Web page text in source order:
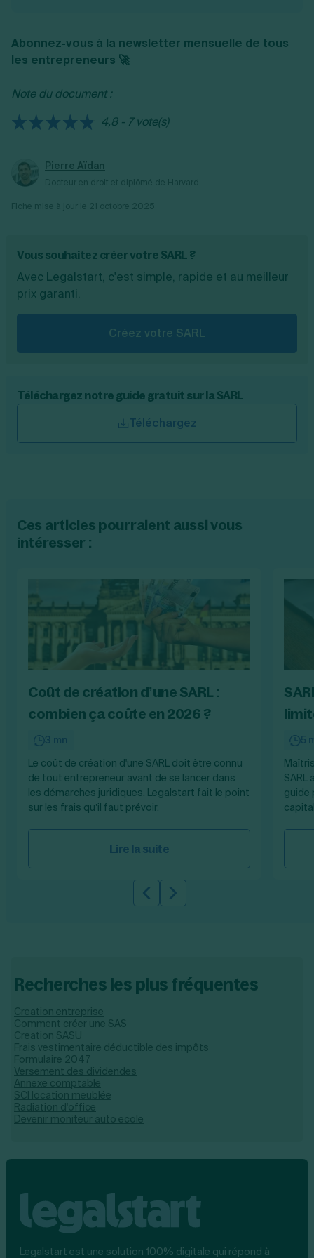
montant de leurs apports.
de la MSA. Or, lesmicro-entreprises
relèvent de l'Urssaf.
Abonnez-vous à la newsletter mensuelle de tous
les entrepreneurs 🚀
Note du document :
4,8 - 7 vote(s)
Pierre Aïdan
Vous souhaitez créer votre SARL ?
Avec Legalstart, c'est simple, rapide et au meilleur
prix garanti.
Créez votre SARL
Téléchargez notre guide gratuit sur la SARL
Téléchargez
Ces articles pourraient aussi vous
intéresser :
Coût de création d’une SARL :
combien ça coûte en 2026 ?
3 mn
Le coût de création d'une SARL doit être connu
de tout entrepreneur avant de se lancer dans
les démarches juridiques. Legalstart fait le point
sur les frais qu’il faut prévoir.
Lire la suite
5
SARL
guide
Slide précédente
Slide suivante
Recherches les plus fréquentes
Creation entreprise
Comment créer une SAS
Creation SASU
Frais vestimentaire déductible des impôts
Formulaire 2047
Versement des dividendes
Annexe comptable
SCI location meublée
Radiation d'office
Devenir moniteur auto ecole
Legalstart est une solution 100% digitale qui répond à